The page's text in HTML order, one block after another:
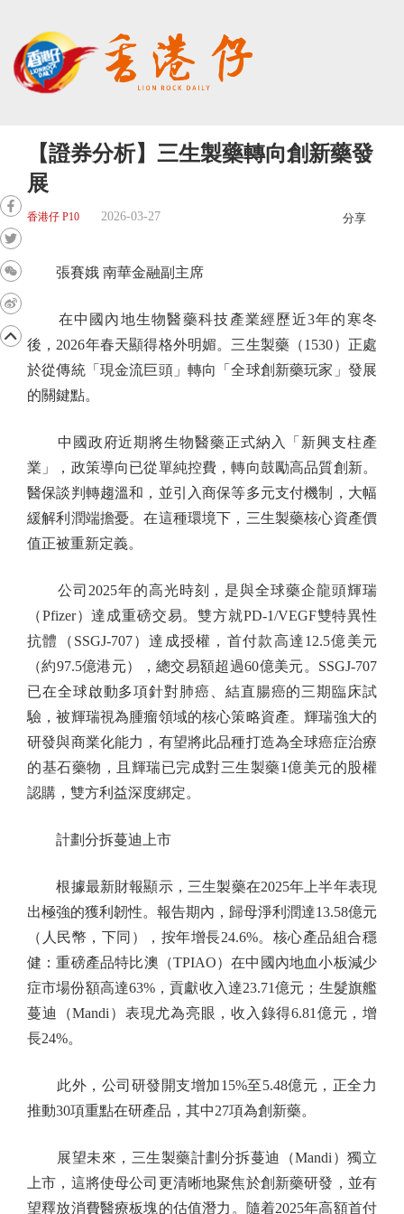
【證券分析】三生製藥轉向創新藥發
展
香港仔 P10 2026-03-27 分享
張賽娥 南華金融副主席
在中國內地生物醫藥科技產業經歷近3年的寒冬
後，2026年春天顯得格外明媚。三生製藥（1530）正處
於從傳統「現金流巨頭」轉向「全球創新藥玩家」發展
的關鍵點。
中國政府近期將生物醫藥正式納入「新興支柱產
業」，政策導向已從單純控費，轉向鼓勵高品質創新。
醫保談判轉趨溫和，並引入商保等多元支付機制，大幅
緩解利潤端擔憂。在這種環境下，三生製藥核心資產價
值正被重新定義。
公司2025年的高光時刻，是與全球藥企龍頭輝瑞
（Pfizer）達成重磅交易。雙方就PD-1/VEGF雙特異性
抗體（SSGJ-707）達成授權，首付款高達12.5億美元
（約97.5億港元），總交易額超過60億美元。SSGJ-707
已在全球啟動多項針對肺癌、結直腸癌的三期臨床試
驗，被輝瑞視為腫瘤領域的核心策略資產。輝瑞強大的
研發與商業化能力，有望將此品種打造為全球癌症治療
的基石藥物，且輝瑞已完成對三生製藥1億美元的股權
認購，雙方利益深度綁定。
計劃分拆蔓迪上市
根據最新財報顯示，三生製藥在2025年上半年表現
出極強的獲利韌性。報告期內，歸母淨利潤達13.58億元
（人民幣，下同），按年增長24.6%。核心產品組合穩
健：重磅產品特比澳（TPIAO）在中國內地血小板減少
症市場份額高達63%，貢獻收入達23.71億元；生髮旗艦
蔓迪（Mandi）表現尤為亮眼，收入錄得6.81億元，增
長24%。
此外，公司研發開支增加15%至5.48億元，正全力
推動30項重點在研產品，其中27項為創新藥。
展望未來，三生製藥計劃分拆蔓迪（Mandi）獨立
上市，這將使母公司更清晰地聚焦於創新藥研發，並有
望釋放消費醫療板塊的估值潛力。隨着2025年高額首付